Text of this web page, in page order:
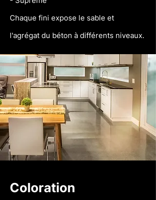
Chaque fini expose le sable et
l'agrégat du béton à différents niveaux.
Coloration